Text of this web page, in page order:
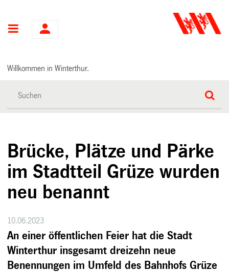
Hauptnavigation
Willkommen in Winterthur.
Brücke, Plätze und Pärke
im Stadtteil Grüze wurden
neu benannt
10.06.2023
An einer öffentlichen Feier hat die Stadt
Winterthur insgesamt dreizehn neue
Benennungen im Umfeld des Bahnhofs Grüze